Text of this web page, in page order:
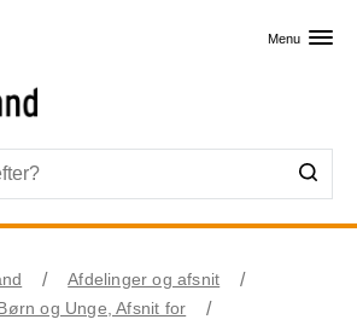
Menu
Afdelinger og afsnit
og Unge, Afsnit for